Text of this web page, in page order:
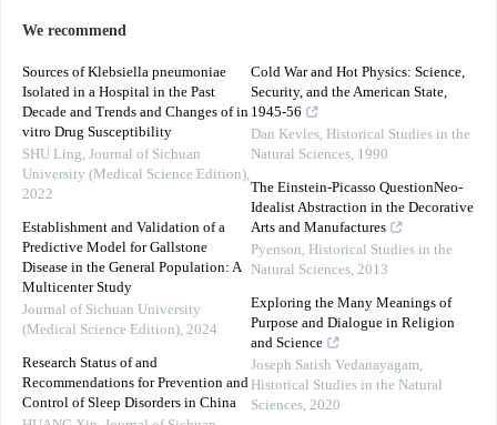
We recommend
Sources of Klebsiella pneumoniae
Isolated in a Hospital in the Past
Decade and Trends and Changes of in
vitro Drug Susceptibility
SHU Ling, Journal of Sichuan
University (Medical Science Edition),
2022
Establishment and Validation of a
Predictive Model for Gallstone
Disease in the General Population: A
Multicenter Study
Journal of Sichuan University
(Medical Science Edition), 2024
Research Status of and
Recommendations for Prevention and
Control of Sleep Disorders in China
Cold War and Hot Physics: Science,
Security, and the American State,
1945-56
Dan Kevles, Historical Studies in the
Natural Sciences, 1990
The Einstein-Picasso QuestionNeo-
Idealist Abstraction in the Decorative
Arts and Manufactures
Pyenson, Historical Studies in the
Natural Sciences, 2013
Exploring the Many Meanings of
Purpose and Dialogue in Religion
and Science
Joseph Satish Vedanayagam,
Historical Studies in the Natural
Sciences, 2020